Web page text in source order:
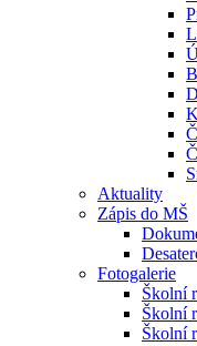
Aktuality
Zápis do MŠ
Fotogalerie
Školní
Školní
Školní